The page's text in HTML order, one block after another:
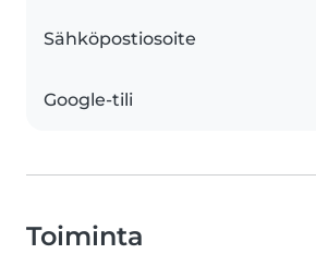
Sähköpostiosoite
Google-tili
Toiminta